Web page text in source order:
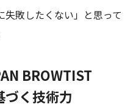
敗したくない」と思って
BROWTIST
づく技術力